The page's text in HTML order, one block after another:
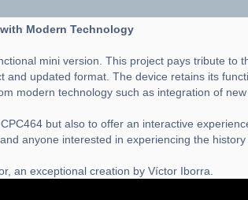
Modern Technology
mini version. This project pays tribute to
updated format. The device retains its
modern technology such as integration of new
but also to offer an interactive
anyone interested in experiencing the
an exceptional creation by Víctor Iborra.